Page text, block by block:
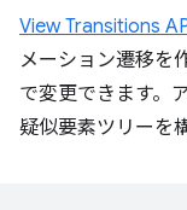
View Transitions
メーション遷移を
で変更できます。
疑似要素ツリーを